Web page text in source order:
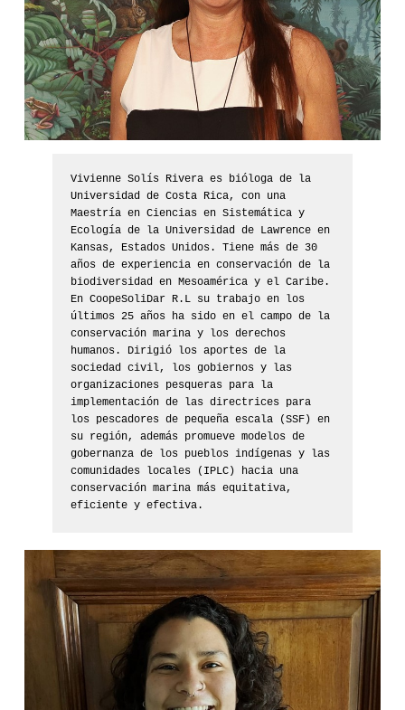
Vivienne Solís Rivera es bióloga de la
Universidad de Costa Rica, con una
Maestría en Ciencias en Sistemática y
Ecología de la Universidad de Lawrence en
Kansas, Estados Unidos. Tiene más de 30
años de experiencia en conservación de la
biodiversidad en Mesoamérica y el Caribe.
En CoopeSoliDar R.L su trabajo en los
últimos 25 años ha sido en el campo de la
conservación marina y los derechos
humanos. Dirigió los aportes de la
sociedad civil, los gobiernos y las
organizaciones pesqueras para la
implementación de las directrices para
los pescadores de pequeña escala (SSF) en
su región, además promueve modelos de
gobernanza de los pueblos indígenas y las
comunidades locales (IPLC) hacia una
conservación marina más equitativa,
eficiente y efectiva.